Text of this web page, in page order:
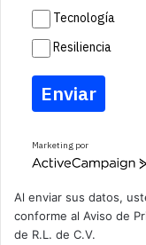
Tecnología
Resiliencia
Enviar
Marketing por
A
v
e
Al enviar sus datos,
conforme al Aviso de
de R.L. de C.V.